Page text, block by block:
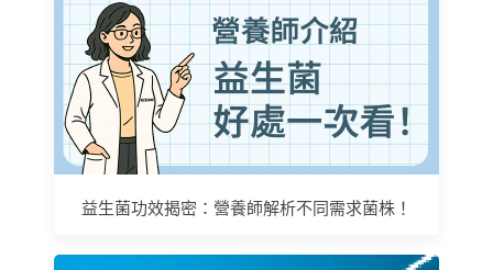
益生菌功效揭密：營養師解析不同需求菌株！